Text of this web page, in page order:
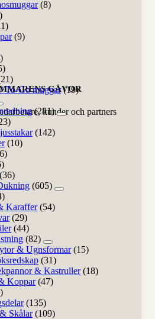
GÅVOR
kunder och partners
(8)
(9)
To-Go muggar (19)
(281)
(142)
(10)
(36)
(605)
Karaffer (54)
(29)
(44)
(82)
& Ugnsformar (15)
(31)
& Kastruller (18)
Koppar (47)
(135)
Skålar (109)